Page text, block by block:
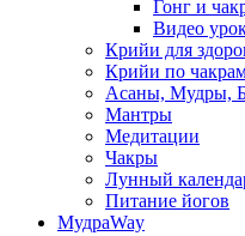
Гонг и
Видео
Крийи для
Крийи по
Асаны, Мудры,
Мантры
Медитации
Чакры
Лунный
Питание йогов
МудраWay